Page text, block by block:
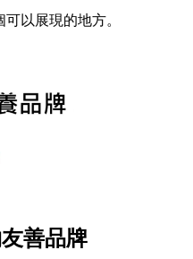
以展現的地方。
善品牌